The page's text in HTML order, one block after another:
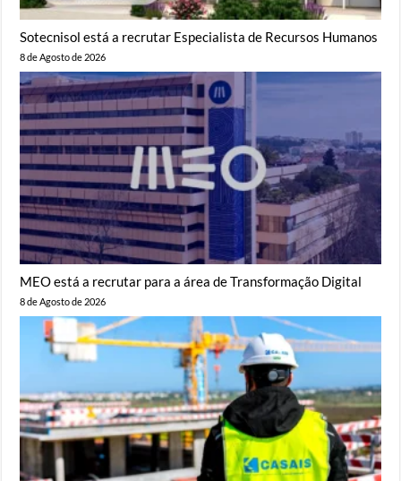
Sotecnisol está a recrutar Especialista de Recursos Humanos
8 de Agosto de 2026
MEO está a recrutar para a área de Transformação Digital
8 de Agosto de 2026